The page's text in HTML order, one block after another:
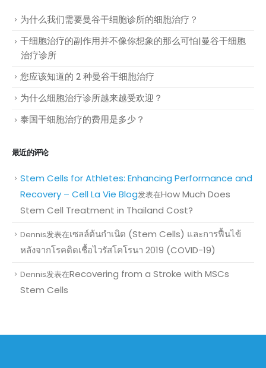
为什么我们需要曼谷干细胞诊所的细胞治疗？
干细胞治疗的副作用并不像你想象的那么可怕|曼谷干细胞
治疗诊所
您应该知道的 2 种曼谷干细胞治疗
为什么细胞治疗诊所越来越受欢迎？
泰国干细胞治疗的费用是多少？
最近的评论
Stem Cells for Athletes: Enhancing Performance and
Recovery – Cell La Vie Blog发表在How Much Does
Stem Cell Treatment in Thailand Cost?
Dennis发表在เซลล์ต้นกำเนิด (Stem Cells) และการฟื้นไข้
หลังจากโรคติดเชื้อไวรัสโคโรนา 2019 (COVID-19)
Dennis发表在Recovering from a Stroke with MSCs
Stem Cells